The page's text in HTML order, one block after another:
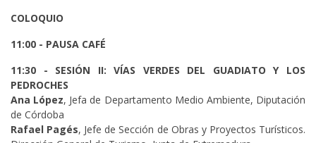
COLOQUIO
11:00 - PAUSA CAFÉ
11:30 - SESIÓN II: VÍAS VERDES DEL GUADIATO Y LOS
PEDROCHES
Ana López, Jefa de Departamento Medio Ambiente, Diputación
de Córdoba
Rafael Pagés, Jefe de Sección de Obras y Proyectos Turísticos.